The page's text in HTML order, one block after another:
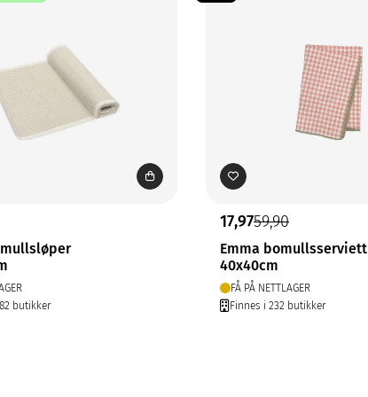
butikker
17,9759,90
Emma bomullsserviett
40x40cm
FÅ PÅ NETTLAGER
Finnes i 232 butikker